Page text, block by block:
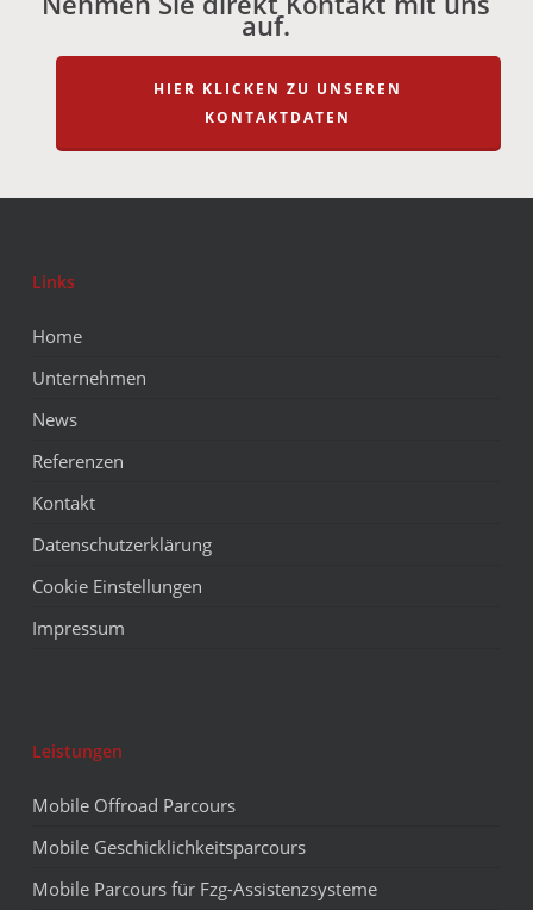
auf.
HIER KLICKEN ZU UNSEREN
KONTAKTDATEN
Links
Home
Unternehmen
News
Referenzen
Kontakt
Datenschutzerklärung
Cookie Einstellungen
Impressum
Leistungen
Mobile Offroad Parcours
Mobile Geschicklichkeitsparcours
Mobile Parcours für Fzg-Assistenzsysteme